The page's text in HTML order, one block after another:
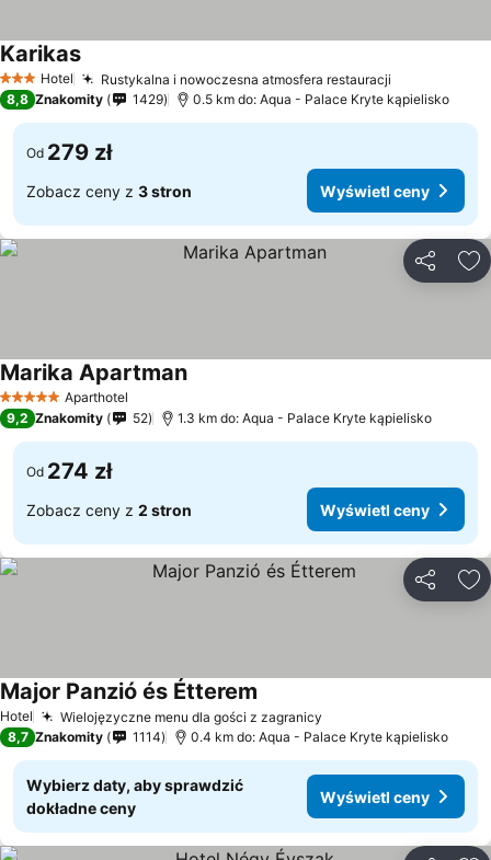
3 Kategoria
Hotel Rustykalna i nowoczesna atmosfera restauracji
Karikas
8,8 Znakomity 1429 0.5 km do: Aqua - Palace Kryte kąpielisko
Od 279 zł
Zobacz ceny z 3 stron Wyświetl ceny
5 KategoriaAparthotel
Marika Apartman
9,2 Znakomity 52 1.3 km do: Aqua - Palace Kryte kąpielisko
Od 274 zł
Zobacz ceny z 2 stron Wyświetl ceny
Hotel Wielojęzyczne menu dla gości z zagranicy
Major Panzió és Étterem
8,7 Znakomity 1114 0.4 km do: Aqua - Palace Kryte kąpielisko
Wybierz daty, aby sprawdzić
dokładne ceny
Wyświetl ceny